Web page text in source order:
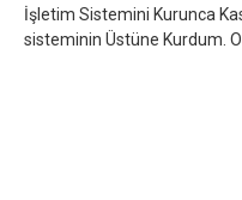
İşletim Sistemini Kurunca
sisteminin Üstüne Kurdum.